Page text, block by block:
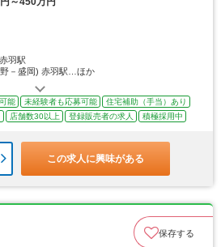
羽駅
野－盛岡) 赤羽駅…ほか
能 未経験者も応募可能
住宅補助（手当）あり
店舗数30以上 登録販売者の求人 積極採用中
この求人に興味がある
保存する